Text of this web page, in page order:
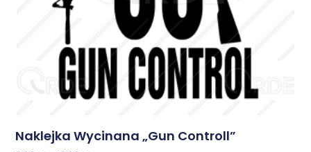
Naklejka Wycinana „Gun Controll”